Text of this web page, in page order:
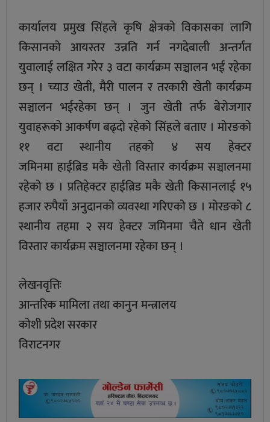
कार्यालय प्रमुख सिंहले कृषि क्षेत्रको विकासका लागि
किसानको आयस्तर उन्नति गर्न नगदेबाली अन्तर्गत
युवालाई लक्षित गरेर ३ वटा कार्यक्रम सञ्चालन भई रहेका
छन् । च्याउ खेती, मैरी पालन र तरकारी खेती कार्यक्रम
सञ्चालन भईरहेका छन् । जुन खेती तर्फ बेरोजगार
युवाहरूको आकर्षण बढ्दो रहेको सिंहले बताए । मोरङको
११ वटा स्थानीय तहको ४ सय हेक्टर
जमिनमा हाईब्रिड मकै खेती विस्तार कार्यक्रम सञ्चालनमा
रहेको छ । प्रतिहेक्टर हाईब्रिड मकै खेती किसानलाई १५
हजार रुपैयाँ अनुदानको व्यवस्था गरिएको छ । मोरङको ८
स्थानीय तहमा २ सय हेक्टर जमिनमा चैते धान खेती
विस्तार कार्यक्रम सञ्चालनमा रहेका छन् ।
लेखनवृत्तिः
आन्तरिक मामिला तथा कानुन मन्त्रालय
कोशी प्रदेश सरकार
विराटनगर